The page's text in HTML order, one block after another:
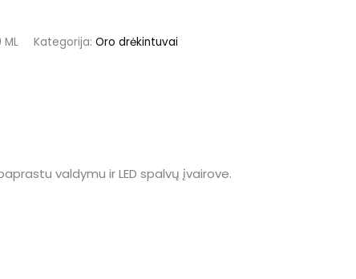
ML Kategorija: Oro drėkintuvai
valdymu ir LED spalvų įvairove.